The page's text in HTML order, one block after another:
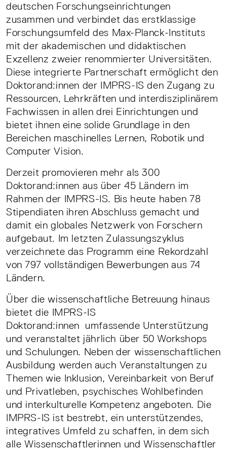
deutschen Forschungseinrichtungen
zusammen und verbindet das erstklassige
Forschungsumfeld des Max-Planck-Instituts
mit der akademischen und didaktischen
Exzellenz zweier renommierter Universitäten.
Diese integrierte Partnerschaft ermöglicht den
Doktorand:innen der IMPRS-IS den Zugang zu
Ressourcen, Lehrkräften und interdisziplinärem
Fachwissen in allen drei Einrichtungen und
bietet ihnen eine solide Grundlage in den
Bereichen maschinelles Lernen, Robotik und
Computer Vision.
Derzeit promovieren mehr als 300
Doktorand:innen aus über 45 Ländern im
Rahmen der IMPRS-IS. Bis heute haben 78
Stipendiaten ihren Abschluss gemacht und
damit ein globales Netzwerk von Forschern
aufgebaut. Im letzten Zulassungszyklus
verzeichnete das Programm eine Rekordzahl
von 797 vollständigen Bewerbungen aus 74
Ländern.
Über die wissenschaftliche Betreuung hinaus
bietet die IMPRS-IS
Doktorand:innen umfassende Unterstützung
und veranstaltet jährlich über 50 Workshops
und Schulungen. Neben der wissenschaftlichen
Ausbildung werden auch Veranstaltungen zu
Themen wie Inklusion, Vereinbarkeit von Beruf
und Privatleben, psychisches Wohlbefinden
und interkulturelle Kompetenz angeboten. Die
IMPRS-IS ist bestrebt, ein unterstützendes,
integratives Umfeld zu schaffen, in dem sich
alle Wissenschaftlerinnen und Wissenschaftler